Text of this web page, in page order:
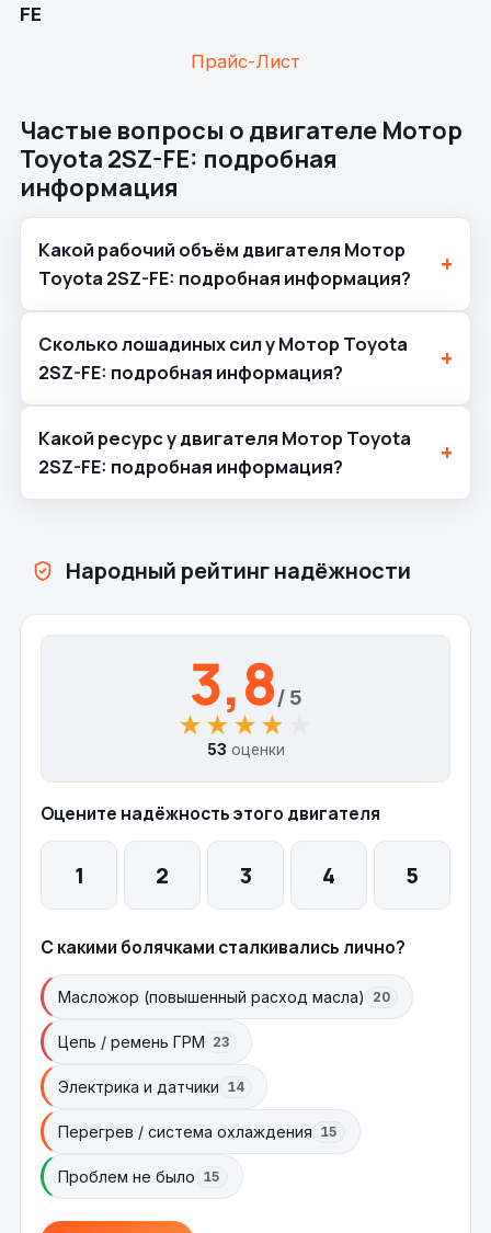
FE
Прайс-Лист
Частые вопросы о двигателе Мотор
Toyota 2SZ-FE: подробная
информация
Какой рабочий объём двигателя Мотор
Toyota 2SZ-FE: подробная информация?
Сколько лошадиных сил у Мотор Toyota
2SZ-FE: подробная информация?
Какой ресурс у двигателя Мотор Toyota
2SZ-FE: подробная информация?
Народный рейтинг надёжности
3,8/ 5
★★★★★
★★★★★
53 оценки
Оцените надёжность этого двигателя
1 2 3 4 5
С какими болячками сталкивались лично?
Масложор (повышенный расход масла) 20
Цепь / ремень ГРМ 23
Электрика и датчики 14
Перегрев / система охлаждения 15
Проблем не было 15